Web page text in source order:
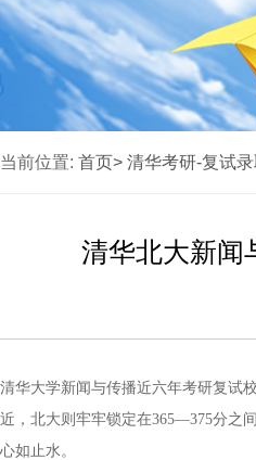
当前位置: 首页> 清华考研-复试录
清华北大新闻
清华大学新闻与传播近六年考研复试
近，北大则牢牢锁定在365—375分之
心如止水。